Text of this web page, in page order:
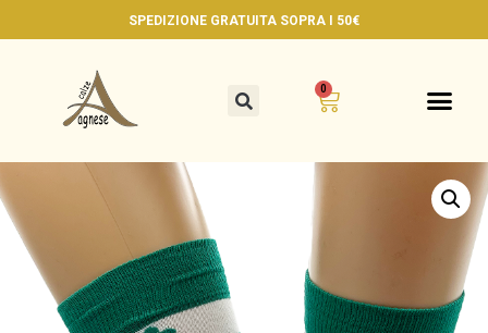
SPEDIZIONE GRATUITA SOPRA I 50€
0